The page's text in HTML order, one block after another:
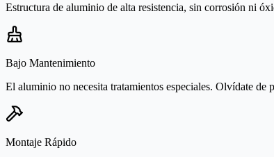
Estructura de aluminio de alta resistencia, sin corrosión ni
Bajo Mantenimiento
El aluminio no necesita tratamientos especiales. Olvídate de
Montaje Rápido